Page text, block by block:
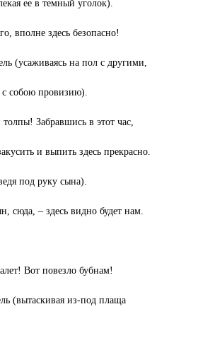
ее в темный уголок).
вполне здесь безопасно!
(усаживаясь на пол с другими,
собою провизию).
Забравшись в этот час,
и выпить здесь прекрасно.
под руку сына).
сюда, – здесь видно будет нам.
Вот повезло бубнам!
(вытаскивая из-под плаща